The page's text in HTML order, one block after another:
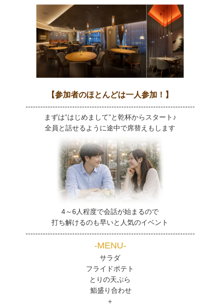
【参加者のほとんどは一人参加！】
---------------------------------------------------------------------
まずは”はじめまして”と乾杯からスタート♪
全員と話せるように途中で席替えもします
4～6人程度で会話が始まるので
打ち解けるのも早いと人気のイベント
---------------------------------------------------------------------
-MENU-
サラダ
フライドポテト
とりの天ぷら
鮨盛り合わせ
＋